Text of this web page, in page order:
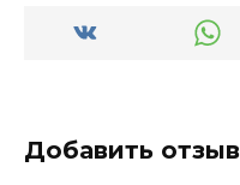
Добавить отзыв